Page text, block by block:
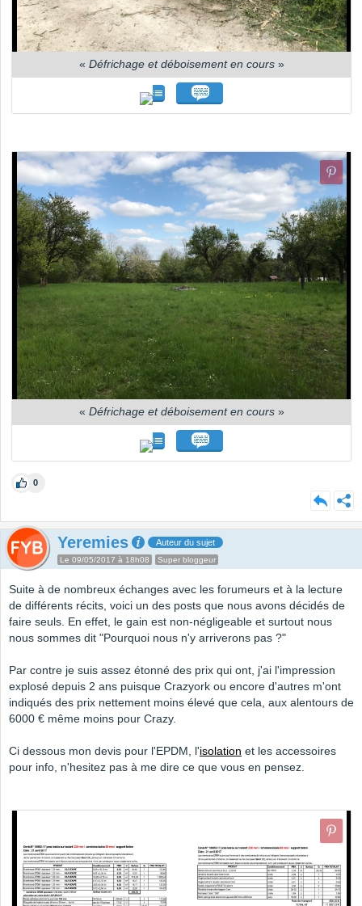
« Défrichage et déboisement en cours»
« Défrichage et déboisement en cours»
0
Yeremies Auteur du sujet
Le 09/05/2017 à 18h08 Super bloggeur
Suite à de nombreux échanges avec les forumeurs et à la lecture
de différents récits, voici un des posts que nous avons décidés de
faire seuls. En effet, le gain est non-négligeable et surtout nous
nous sommes dit "Pourquoi nous n'y arriverons pas ?"
Par contre je suis assez étonné des prix qui ont, j'ai l'impression
explosé depuis 2 ans puisque Crazyork ou encore d'autres m'ont
indiqués des prix nettement moins élevé que cela, aux alentours de
6000 € même moins pour Crazy.
Ci dessous mon devis pour l'EPDM, l'isolation et les accessoires
pour info, n'hesitez pas à me dire ce que vous en pensez.